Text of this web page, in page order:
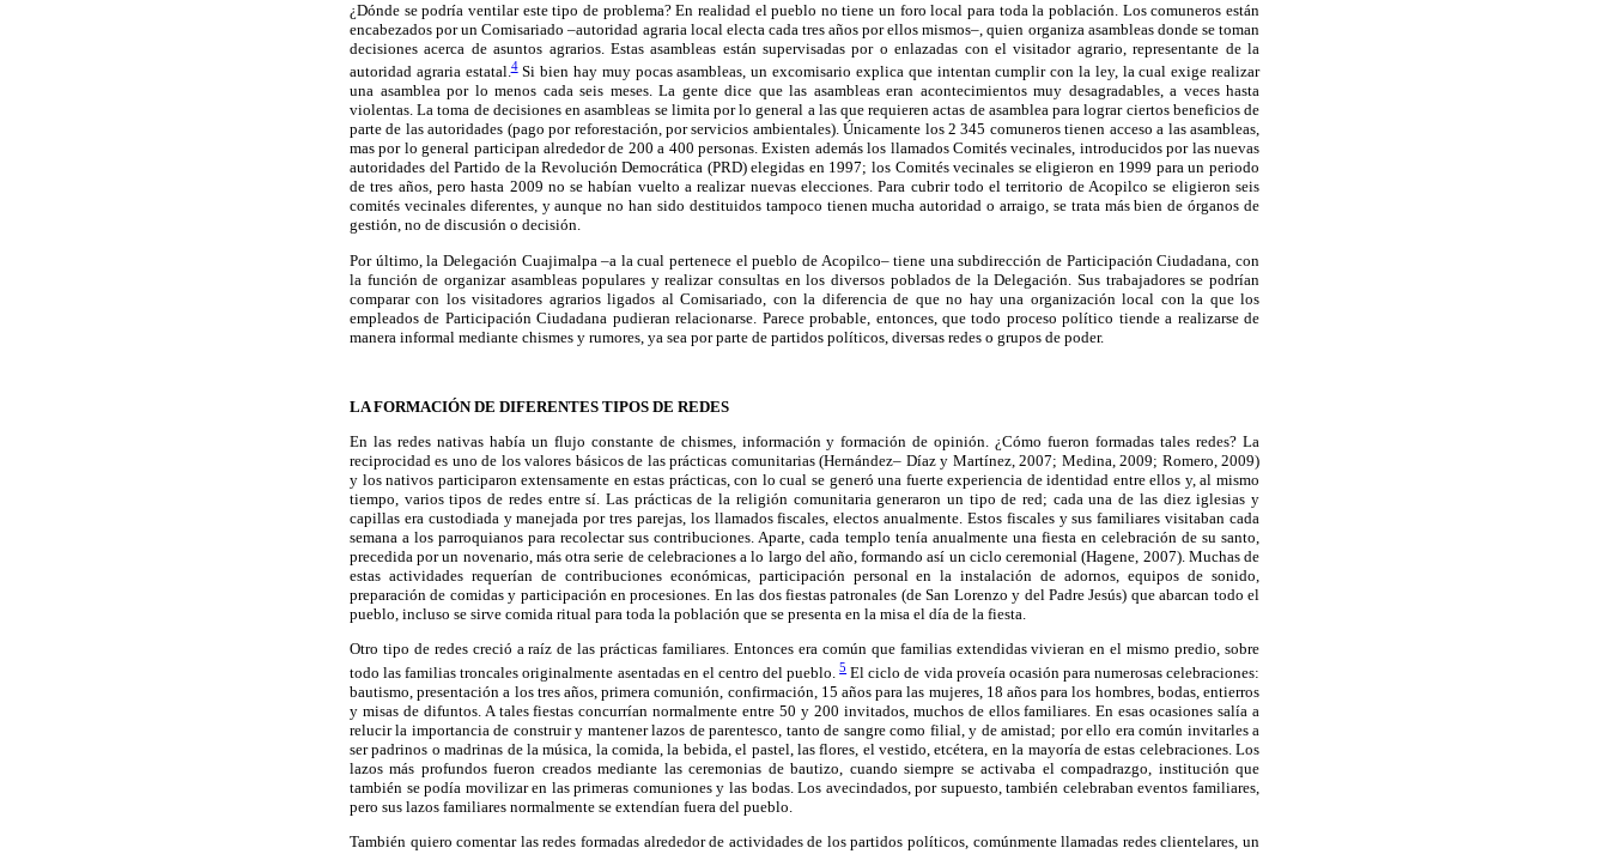
¿Dónde se podría ventilar este tipo de problema? En realidad el pueblo no tiene un foro local para toda la población. Los comuneros están
encabezados por un Comisariado –autoridad agraria local electa cada tres años por ellos mismos–, quien organiza asambleas donde se toman
decisiones acerca de asuntos agrarios. Estas asambleas están supervisadas por o enlazadas con el visitador agrario, representante de la
autoridad agraria estatal.4Si bien hay muy pocas asambleas, un excomisario explica que intentan cumplir con la ley, la cual exige realizar
una asamblea por lo menos cada seis meses. La gente dice que las asambleas eran acontecimientos muy desagradables, a veces hasta
violentas. La toma de decisiones en asambleas se limita por lo general a las que requieren actas de asamblea para lograr ciertos beneficios de
parte de las autoridades (pago por reforestación, por servicios ambientales). Únicamente los 2 345 comuneros tienen acceso a las asambleas,
mas por lo general participan alrededor de 200 a 400 personas. Existen además los llamados Comités vecinales, introducidos por las nuevas
autoridades del Partido de la Revolución Democrática (PRD) elegidas en 1997; los Comités vecinales se eligieron en 1999 para un periodo
de tres años, pero hasta 2009 no se habían vuelto a realizar nuevas elecciones. Para cubrir todo el territorio de Acopilco se eligieron seis
comités vecinales diferentes, y aunque no han sido destituidos tampoco tienen mucha autoridad o arraigo, se trata más bien de órganos de
gestión, no de discusión o decisión.
Por último, la Delegación Cuajimalpa –a la cual pertenece el pueblo de Acopilco– tiene una subdirección de Participación Ciudadana, con
la función de organizar asambleas populares y realizar consultas en los diversos poblados de la Delegación. Sus trabajadores se podrían
comparar con los visitadores agrarios ligados al Comisariado, con la diferencia de que no hay una organización local con la que los
empleados de Participación Ciudadana pudieran relacionarse. Parece probable, entonces, que todo proceso político tiende a realizarse de
manera informal mediante chismes y rumores, ya sea por parte de partidos políticos, diversas redes o grupos de poder.
LA FORMACIÓN DE DIFERENTES TIPOS DE REDES
En las redes nativas había un flujo constante de chismes, información y formación de opinión. ¿Cómo fueron formadas tales redes? La
reciprocidad es uno de los valores básicos de las prácticas comunitarias (Hernández– Díaz y Martínez, 2007; Medina, 2009; Romero, 2009)
y los nativos participaron extensamente en estas prácticas, con lo cual se generó una fuerte experiencia de identidad entre ellos y, al mismo
tiempo, varios tipos de redes entre sí. Las prácticas de la religión comunitaria generaron un tipo de red; cada una de las diez iglesias y
capillas era custodiada y manejada por tres parejas, los llamados fiscales, electos anualmente. Estos fiscales y sus familiares visitaban cada
semana a los parroquianos para recolectar sus contribuciones. Aparte, cada templo tenía anualmente una fiesta en celebración de su santo,
precedida por un novenario, más otra serie de celebraciones a lo largo del año, formando así un ciclo ceremonial (Hagene, 2007). Muchas de
estas actividades requerían de contribuciones económicas, participación personal en la instalación de adornos, equipos de sonido,
preparación de comidas y participación en procesiones. En las dos fiestas patronales (de San Lorenzo y del Padre Jesús) que abarcan todo el
pueblo, incluso se sirve comida ritual para toda la población que se presenta en la misa el día de la fiesta.
Otro tipo de redes creció a raíz de las prácticas familiares. Entonces era común que familias extendidas vivieran en el mismo predio, sobre
todo las familias troncales originalmente asentadas en el centro del pueblo.5El ciclo de vida proveía ocasión para numerosas celebraciones:
bautismo, presentación a los tres años, primera comunión, confirmación, 15 años para las mujeres, 18 años para los hombres, bodas, entierros
y misas de difuntos. A tales fiestas concurrían normalmente entre 50 y 200 invitados, muchos de ellos familiares. En esas ocasiones salía a
relucir la importancia de construir y mantener lazos de parentesco, tanto de sangre como filial, y de amistad; por ello era común invitarles a
ser padrinos o madrinas de la música, la comida, la bebida, el pastel, las flores, el vestido, etcétera, en la mayoría de estas celebraciones. Los
lazos más profundos fueron creados mediante las ceremonias de bautizo, cuando siempre se activaba el compadrazgo, institución que
también se podía movilizar en las primeras comuniones y las bodas. Los avecindados, por supuesto, también celebraban eventos familiares,
pero sus lazos familiares normalmente se extendían fuera del pueblo.
También quiero comentar las redes formadas alrededor de actividades de los partidos políticos, comúnmente llamadas redes clientelares, un